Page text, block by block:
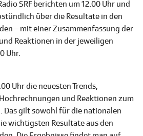
SRF berichten um 12.00 Uhr und
über die Resultate in den
– mit einer Zusammenfassung der
Reaktionen in der jeweiligen
Uhr.
Uhr die neuesten Trends,
und Reaktionen zum
Das gilt sowohl für die nationalen
wichtigsten Resultate aus den